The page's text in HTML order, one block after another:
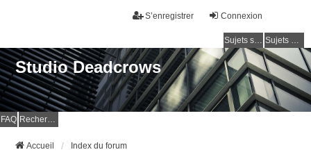
Connexion
S’enregistrer
Sujets sans réponse Sujets actifs
Studio Deadcrows
FAQ Rechercher
Accueil Index du forum